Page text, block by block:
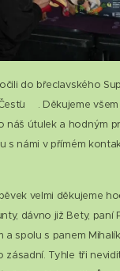
do břeclavského
Děkujeme
náš útulek a hodným
s námi v přímém
velmi děkujeme
dávno již Bety, paní
a spolu s panem
zásadní. Tyhle tři